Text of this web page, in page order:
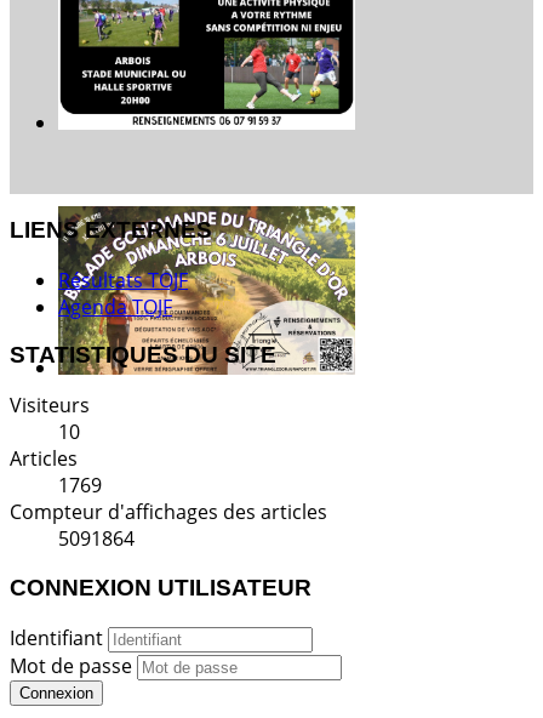
LIENS EXTERNES
Résultats TOJF
Agenda TOJF
STATISTIQUES DU SITE
Visiteurs
10
Articles
1769
Compteur d'affichages des articles
5091864
CONNEXION UTILISATEUR
Identifiant
Mot de passe
Connexion